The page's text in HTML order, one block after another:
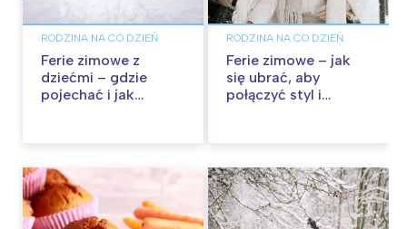
RODZINA NA CO DZIEŃ
Ferie zimowe z
dziećmi – gdzie
pojechać i jak
RODZINA NA CO DZIEŃ
Ferie zimowe – jak
się ubrać, aby
połączyć styl i